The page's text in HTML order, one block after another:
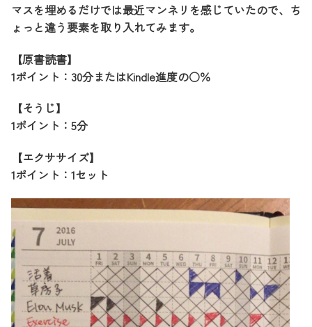
マスを埋めるだけでは最近マンネリを感じていたので、ち
ょっと違う要素を取り入れてみます。
【原書読書】
1ポイント：30分またはKindle進度の○％
【そうじ】
1ポイント：5分
【エクササイズ】
1ポイント：1セット